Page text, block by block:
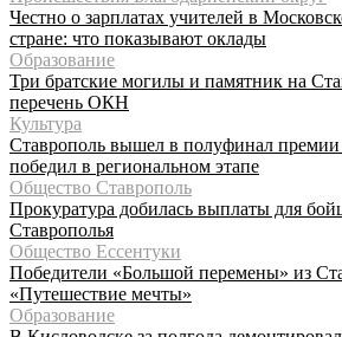
Честно о зарплатах учителей в
стране: что показывают оклады
Образование
Три братские могилы и памятник на
перечень ОКН
Культура
Ставрополь вышел в полуфинал
победил в региональном этапе
Общество Ставрополь
Прокуратура добилась выплаты для
Ставрополья
Общество Ессентуки
Победители «Большой перемены» из
«Путешествие мечты»
Образование